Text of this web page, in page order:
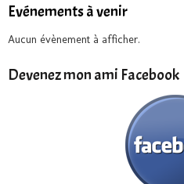
Evénements à venir
Aucun évènement à afficher.
Devenez mon ami Facebook